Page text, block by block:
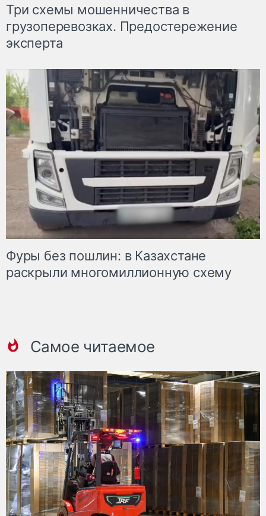
Три схемы мошенничества в
грузоперевозках. Предостережение
эксперта
Фуры без пошлин: в Казахстане
раскрыли многомиллионную схему
Самое читаемое